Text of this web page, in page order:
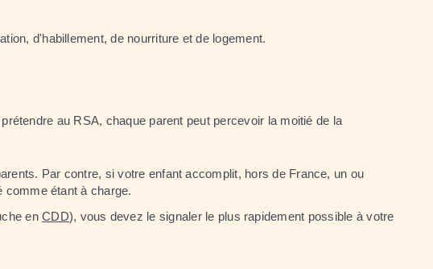
d'habillement, de nourriture et de logement.
au RSA, chaque parent peut percevoir la moitié de la
Par contre, si votre enfant accomplit, hors de France, un ou
comme étant à charge.
enCDD), vous devez le signaler le plus rapidement possible à votre